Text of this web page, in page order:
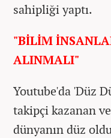
sahipliği yaptı.
"BİLİM
ALINMALI"
Youtube'da 'Düz
takipçi kazanan
dünyanın düz